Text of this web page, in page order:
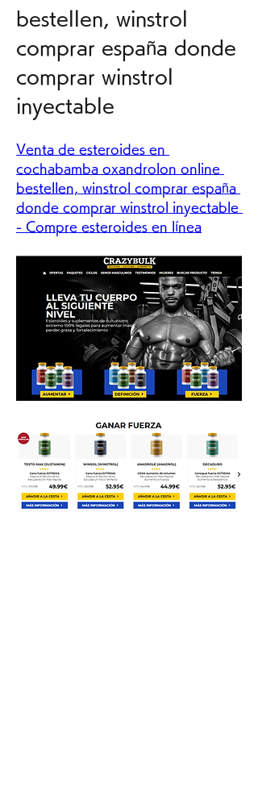
bestellen, winstrol
comprar españa donde
comprar winstrol
inyectable
Venta de esteroides en
cochabamba oxandrolon online
bestellen, winstrol comprar españa
donde comprar winstrol inyectable
- Compre esteroides en línea